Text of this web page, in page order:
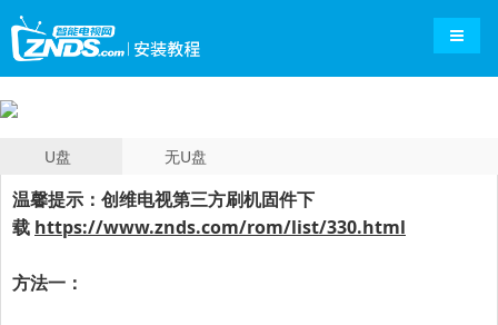
导航
U盘 无U盘
温馨提示：创维电视第三方刷机固件下
载 https://www.znds.com/rom/list/330.html
方法一：